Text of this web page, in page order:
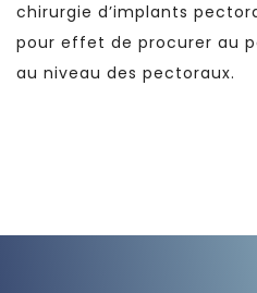
chirurgie d’implants
pour effet de procurer au
au niveau des pectoraux.